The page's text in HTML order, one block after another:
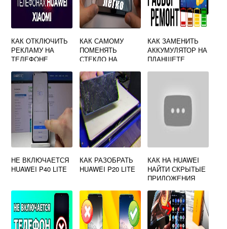
КАК ОТКЛЮЧИТЬ
РЕКЛАМУ НА
ТЕЛЕФОНЕ
КАК САМОМУ
ПОМЕНЯТЬ
СТЕКЛО НА
HUAWEI
КАК ЗАМЕНИТЬ
АККУМУЛЯТОР НА
ПЛАНШЕТЕ
НЕ ВКЛЮЧАЕТСЯ
HUAWEI P40 LITE
КАК РАЗОБРАТЬ
HUAWEI P20 LITE
КАК НА HUAWEI
НАЙТИ СКРЫТЫЕ
ПРИЛОЖЕНИЯ